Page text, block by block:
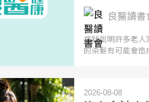
良醫讀
症狀說明許多老
的染髮有可能會造